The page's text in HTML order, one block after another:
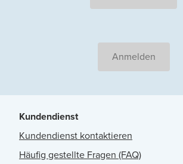
Anmelden
Kundendienst
Kundendienst kontaktieren
Häufig gestellte Fragen (FAQ)